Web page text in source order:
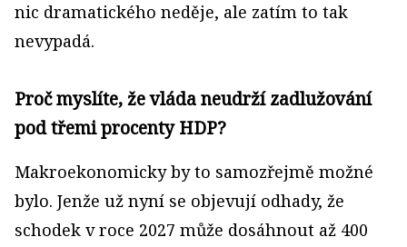
nic dramatického neděje, ale zatím to tak
nevypadá.
Proč myslíte, že vláda neudrží zadlužování
pod třemi procenty HDP?
Makroekonomicky by to samozřejmě možné
bylo. Jenže už nyní se objevují odhady, že
schodek v roce 2027 může dosáhnout až 400